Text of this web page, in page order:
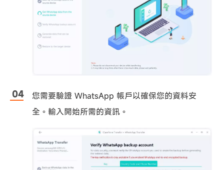
您需要驗證 WhatsApp 帳戶以確保您的資料安
全。輸入開始所需的資訊。